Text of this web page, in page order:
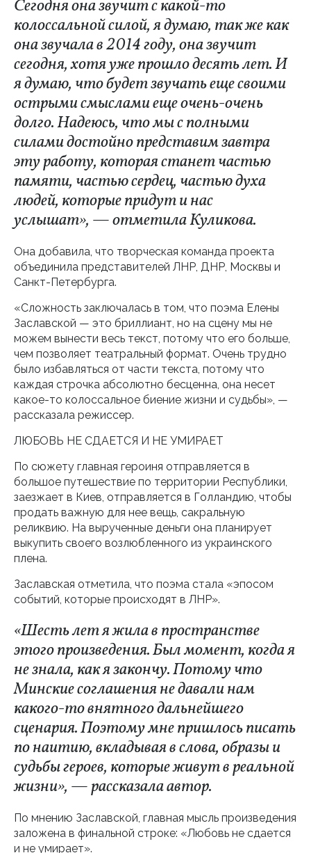
Сегодня она звучит с какой-то
колоссальной силой, я думаю, так же как
она звучала в 2014 году, она звучит
сегодня, хотя уже прошло десять лет. И
я думаю, что будет звучать еще своими
острыми смыслами еще очень-очень
долго. Надеюсь, что мы с полными
силами достойно представим завтра
эту работу, которая станет частью
памяти, частью сердец, частью духа
людей, которые придут и нас
услышат», — отметила Куликова.
Она добавила, что творческая команда проекта
объединила представителей ЛНР, ДНР, Москвы и
Санкт-Петербурга.
«Сложность заключалась в том, что поэма Елены
Заславской — это бриллиант, но на сцену мы не
можем вынести весь текст, потому что его больше,
чем позволяет театральный формат. Очень трудно
было избавляться от части текста, потому что
каждая строчка абсолютно бесценна, она несет
какое-то колоссальное биение жизни и судьбы», —
рассказала режиссер.
ЛЮБОВЬ НЕ СДАЕТСЯ И НЕ УМИРАЕТ
По сюжету главная героиня отправляется в
большое путешествие по территории Республики,
заезжает в Киев, отправляется в Голландию, чтобы
продать важную для нее вещь, сакральную
реликвию. На вырученные деньги она планирует
выкупить своего возлюбленного из украинского
плена.
Заславская отметила, что поэма стала «эпосом
событий, которые происходят в ЛНР».
«Шесть лет я жила в пространстве
этого произведения. Был момент, когда я
не знала, как я закончу. Потому что
Минские соглашения не давали нам
какого-то внятного дальнейшего
сценария. Поэтому мне пришлось писать
по наитию, вкладывая в слова, образы и
судьбы героев, которые живут в реальной
жизни», — рассказала автор.
По мнению Заславской, главная мысль произведения
заложена в финальной строке: «Любовь не сдается
и не умирает».